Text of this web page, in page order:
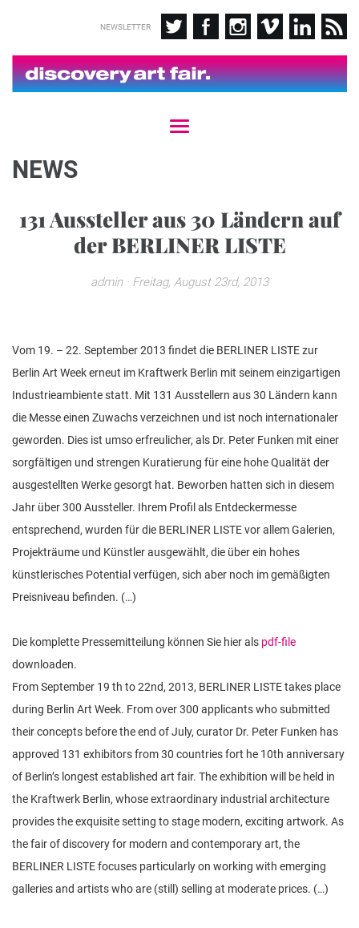
NEWSLETTER
T
n
a
v
g
o
n
NEWS
131 Aussteller aus 30 Ländern auf
der BERLINER LISTE
admin· Freitag, August 23rd, 2013
Vom 19. – 22. September 2013 findet die BERLINER LISTE zur
Berlin Art Week erneut im Kraftwerk Berlin mit seinem einzigartigen
Industrieambiente statt. Mit 131 Ausstellern aus 30 Ländern kann
die Messe einen Zuwachs verzeichnen und ist noch internationaler
geworden. Dies ist umso erfreulicher, als Dr. Peter Funken mit einer
sorgfältigen und strengen Kuratierung für eine hohe Qualität der
ausgestellten Werke gesorgt hat. Beworben hatten sich in diesem
Jahr über 300 Aussteller. Ihrem Profil als Entdeckermesse
entsprechend, wurden für die BERLINER LISTE vor allem Galerien,
Projekträume und Künstler ausgewählt, die über ein hohes
künstlerisches Potential verfügen, sich aber noch im gemäßigten
Preisniveau befinden. (…)
Die komplette Pressemitteilung können Sie hier als pdf-file
downloaden.
From September 19 th to 22nd, 2013, BERLINER LISTE takes place
during Berlin Art Week. From over 300 applicants who submitted
their concepts before the end of July, curator Dr. Peter Funken has
approved 131 exhibitors from 30 countries fort he 10th anniversary
of Berlin’s longest established art fair. The exhibition will be held in
the Kraftwerk Berlin, whose extraordinary industrial architecture
provides the exquisite setting to stage modern, exciting artwork. As
the fair of discovery for modern and contemporary art, the
BERLINER LISTE focuses particularly on working with emerging
galleries and artists who are (still) selling at moderate prices. (…)